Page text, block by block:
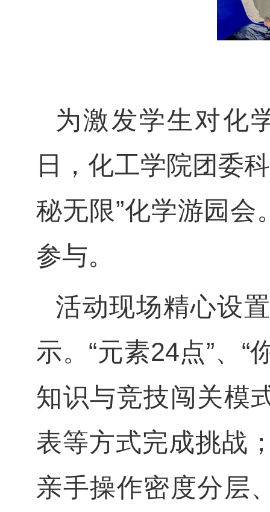
为激发学生对化
日，化工学院团委
秘无限”化学游园
参与。
活动现场精心设
示。“元素24点”、
知识与竞技闯关模
表等方式完成挑战
亲手操作密度分层